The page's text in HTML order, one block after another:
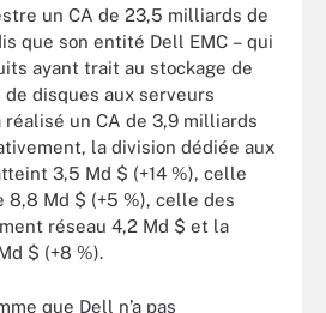
un CA de 23,5 milliards de
que son entité Dell EMC – qui
ayant trait au stockage de
de disques aux serveurs
réalisé un CA de 3,9 milliards
la division dédiée aux
3,5 Md $ (+14 %), celle
8,8 Md $ (+5 %), celle des
réseau 4,2 Md $ et la
$ (+8 %).
que Dell n’a pas